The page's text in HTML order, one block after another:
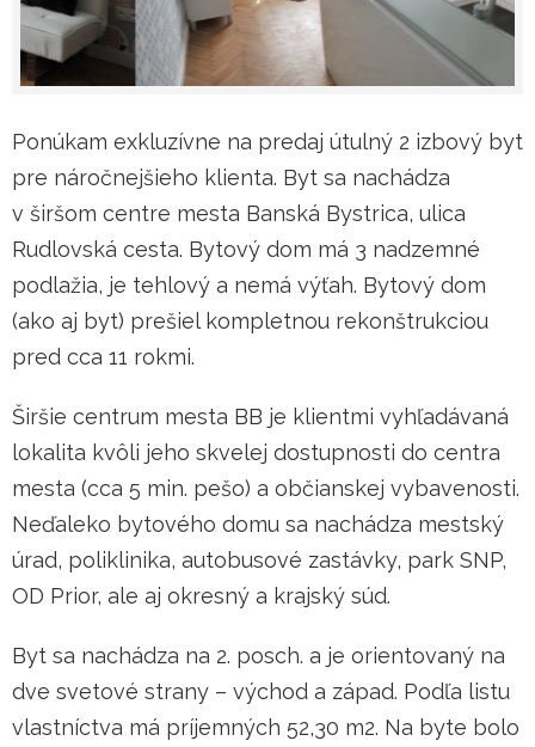
Ponúkam exkluzívne na predaj útulný 2 izbový byt
pre náročnejšieho klienta. Byt sa nachádza
v širšom centre mesta Banská Bystrica, ulica
Rudlovská cesta. Bytový dom má 3 nadzemné
podlažia, je tehlový a nemá výťah. Bytový dom
(ako aj byt) prešiel kompletnou rekonštrukciou
pred cca 11 rokmi.
Širšie centrum mesta BB je klientmi vyhľadávaná
lokalita kvôli jeho skvelej dostupnosti do centra
mesta (cca 5 min. pešo) a občianskej vybavenosti.
Neďaleko bytového domu sa nachádza mestský
úrad, poliklinika, autobusové zastávky, park SNP,
OD Prior, ale aj okresný a krajský súd.
Byt sa nachádza na 2. posch. a je orientovaný na
dve svetové strany – východ a západ. Podľa listu
vlastníctva má príjemných 52,30 m2. Na byte bolo